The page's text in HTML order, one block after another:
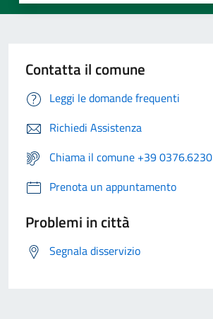
Contatta il comune
Leggi le domande frequenti
Richiedi Assistenza
Chiama il comune +39 0376.6230
Prenota un appuntamento
Problemi in città
Segnala disservizio